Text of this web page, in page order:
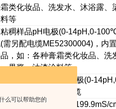
么可以帮助您的
类化妆品、洗发水、沐浴露、
等
稠样品pH 电极(0-14pH,0-100
(需另配电缆ME52300004) ，内
，如：各种膏霜类化妆品、洗
果酱、油漆涂料等
电极(0-
电缆
环电导电极(70us/cm-199.9mS/